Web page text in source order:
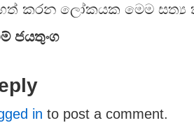
කරන ලෝකයක මෙම සත්‍ය
ජයතුංග
in to post a comment.